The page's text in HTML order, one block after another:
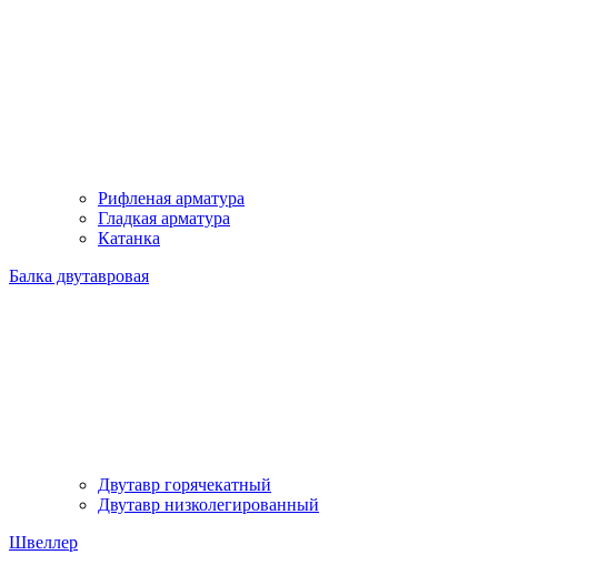
Рифленая арматура
Гладкая арматура
Катанка
Балка двутавровая
Двутавр горячекатный
Двутавр низколегированный
Швеллер